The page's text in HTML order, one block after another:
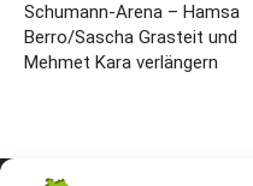
Schumann-Arena – Hamsa
Berro/Sascha Grasteit und
Mehmet Kara verlängern